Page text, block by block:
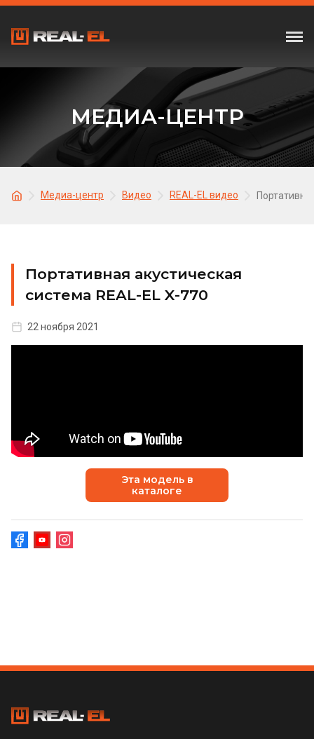
МЕДИА-ЦЕНТР
Медиа-центр Видео REAL-EL видео
Портативная акустическая
система REAL-EL X-770
22 ноября 2021
Эта модель в
каталоге